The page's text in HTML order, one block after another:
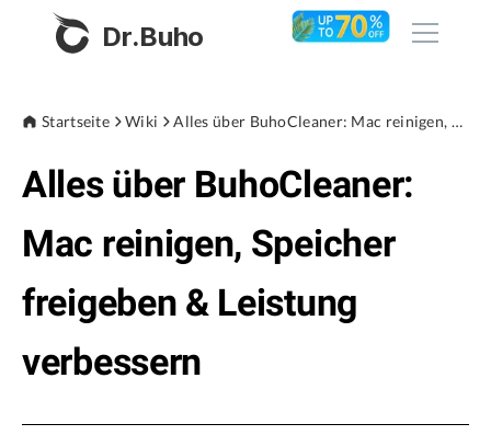
Dr.Buho
Produkte
BuhoCleaner
BuhoUnlocker
BuhoRepair
BuhoNTFS
BuhoLaunchpad
Store
Blog
Startseite Wiki Alles über BuhoCleaner: Mac reinigen, Speicher freigeben & Leistung verbessern
Alles über BuhoCleaner:
Mac reinigen, Speicher
freigeben & Leistung
verbessern